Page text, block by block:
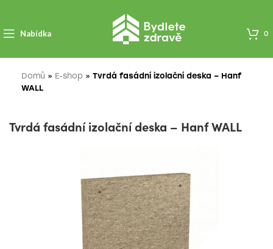
Nabídka 0
Domů » E-shop » Tvrdá fasádní izolační deska – Hanf
WALL
Tvrdá fasádní izolační deska – Hanf WALL